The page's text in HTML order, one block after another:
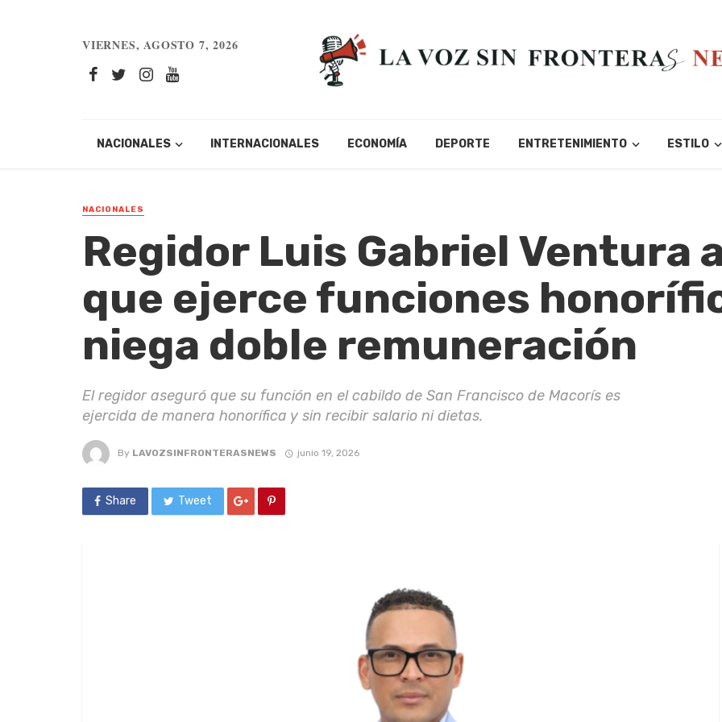
VIERNES, AGOSTO 7, 2026
NACIONALES INTERNACIONALES ECONOMÍA DEPORTE ENTRETENIMIENTO ESTILO
NACIONALES
Regidor Luis Gabriel Ventura
que ejerce funciones
niega doble remuneración
El regidor aseguró que su función en el cabildo de San Francisco de Macorís es
ejercida de manera honorífica y sin recibir salario ni dietas.
By LAVOZSINFRONTERASNEWS junio 19, 2026
Share Tweet